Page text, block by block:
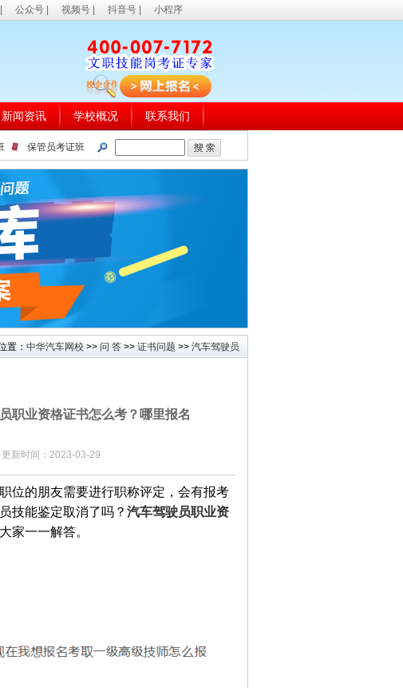
公众号| 视频号| 抖音号| 小程序
新闻资讯 学校概况 联系我们
保管员考证班
置： 中华汽车网校>> 问 答>> 证书问题 >> 汽车驾驶员
职业资格证书怎么考？哪里报名
新时间：2023-03-29
位的朋友需要进行职称评定，会有报考
技能鉴定取消了吗？ 汽车驾驶员职业资
家一一解答。